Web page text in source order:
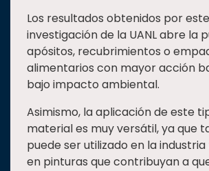
Los resultados obtenidos por
investigación de la UANL abre la
apósitos, recubrimientos o
alimentarios con mayor acción
bajo impacto ambiental.
Asimismo, la aplicación de este
material es muy versátil, ya que
puede ser utilizado en la
en pinturas que contribuyan a